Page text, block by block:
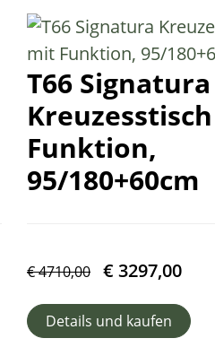
T66 Signatura
Funktion,
95/180+60cm
€4710,00 € 3297,00
Details und kaufen